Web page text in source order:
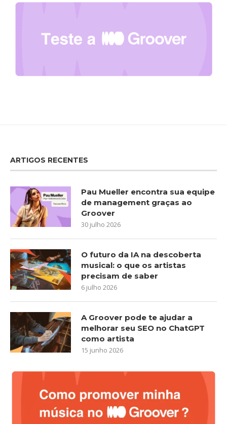
ARTIGOS RECENTES
Pau Mueller encontra sua equipe
de management graças ao
Groover
30 julho 2026
O futuro da IA na descoberta
musical: o que os artistas
precisam de saber
6 julho 2026
A Groover pode te ajudar a
melhorar seu SEO no ChatGPT
como artista
15 junho 2026